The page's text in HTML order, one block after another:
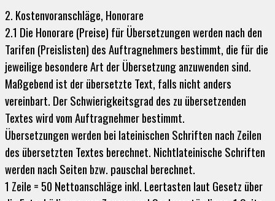
2. Kostenvoranschläge, Honorare
2.1 Die Honorare (Preise) für Übersetzungen werden nach den
Tarifen (Preislisten) des Auftragnehmers bestimmt, die für die
jeweilige besondere Art der Übersetzung anzuwenden sind.
Maßgebend ist der übersetzte Text, falls nicht anders
vereinbart. Der Schwierigkeitsgrad des zu übersetzenden
Textes wird vom Auftragnehmer bestimmt.
Übersetzungen werden bei lateinischen Schriften nach Zeilen
des übersetzten Textes berechnet. Nichtlateinische Schriften
werden nach Seiten bzw. pauschal berechnet.
1 Zeile = 50 Nettoanschläge inkl. Leertasten laut Gesetz über